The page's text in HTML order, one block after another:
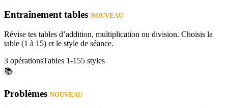
Entraînement tables NOUVEAU
Révise tes tables d’addition, multiplication ou division. Choisis la
table (1 à 15) et le style de séance.
3 opérationsTables 1-155 styles
📚
Problèmes NOUVEAU